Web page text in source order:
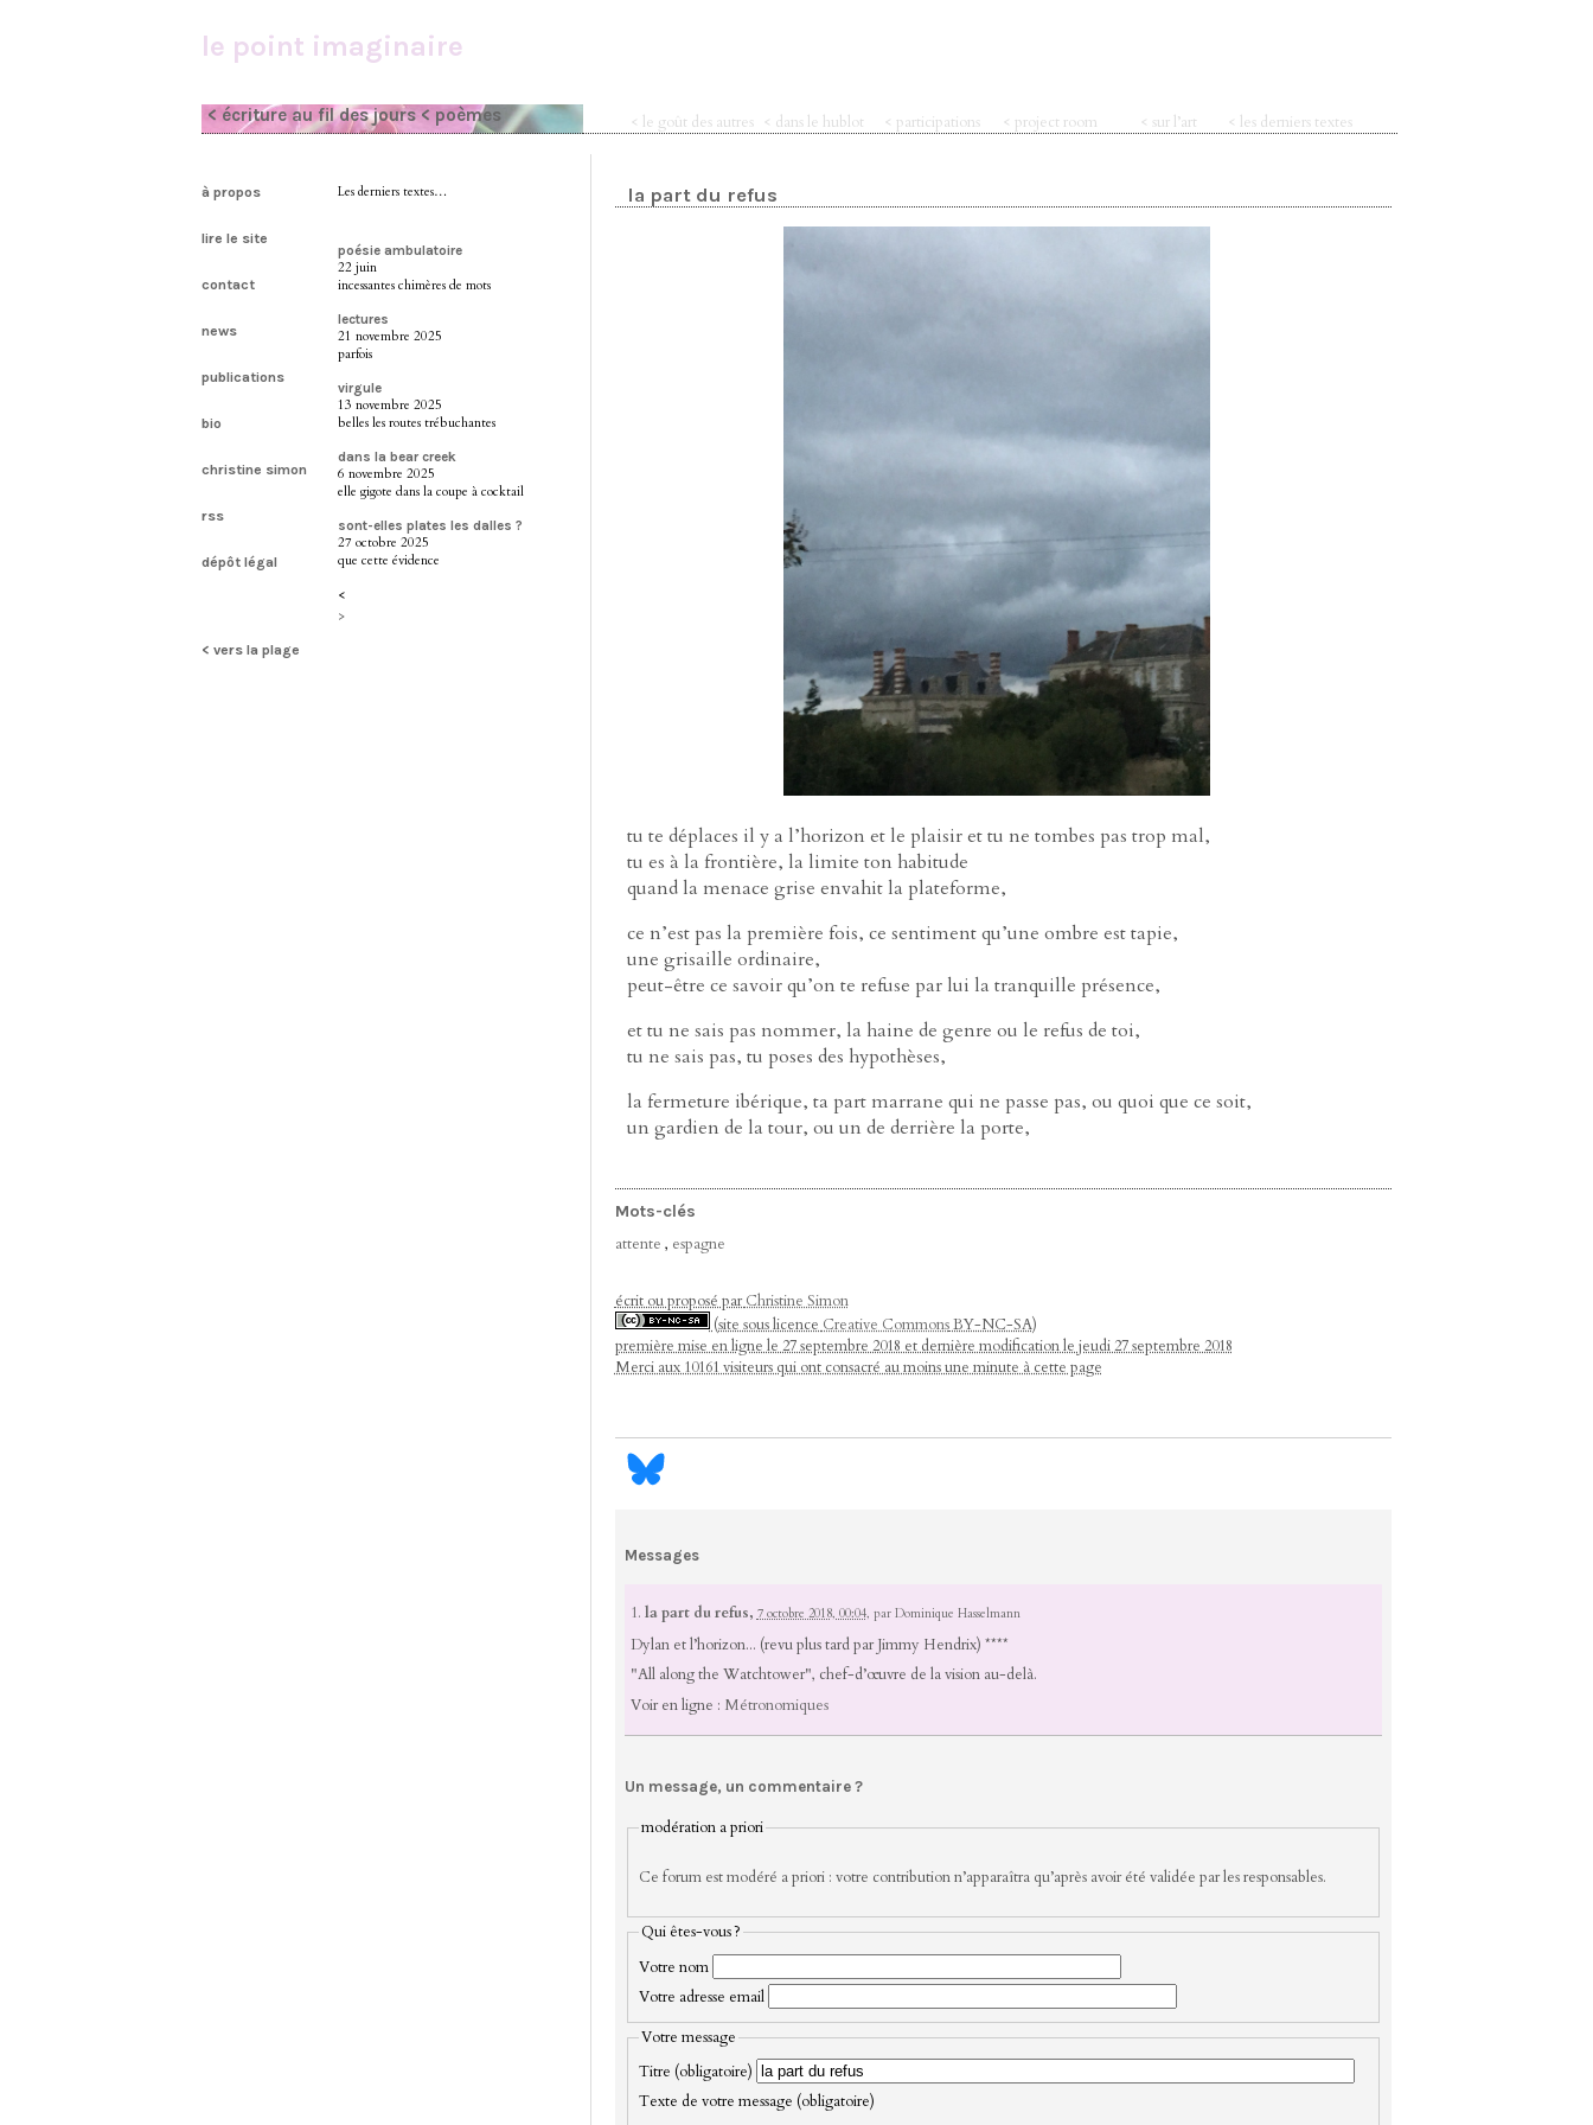
le point imaginaire
< écriture au fil des jours < poèmes < le goût des autres < dans le hublot < participations < project room < sur l’art < les derniers textes
à propos
lire le site
contact
news
publications
bio
christine simon
rss
dépôt légal
< vers la plage
Les derniers textes…
poésie ambulatoire
22 juin
incessantes chimères de mots
lectures
21 novembre 2025
parfois
virgule
13 novembre 2025
belles les routes trébuchantes
dans la bear creek
6 novembre 2025
elle gigote dans la coupe à cocktail
sont-elles plates les dalles ?
27 octobre 2025
que cette évidence
<
>
la part du refus
tu te déplaces il y a l’horizon et le plaisir et tu ne tombes pas trop mal,
tu es à la frontière, la limite ton habitude
quand la menace grise envahit la plateforme,
ce n’est pas la première fois, ce sentiment qu’une ombre est tapie,
une grisaille ordinaire,
peut-être ce savoir qu’on te refuse par lui la tranquille présence,
et tu ne sais pas nommer, la haine de genre ou le refus de toi,
tu ne sais pas, tu poses des hypothèses,
la fermeture ibérique, ta part marrane qui ne passe pas, ou quoi que ce soit,
un gardien de la tour, ou un de derrière la porte,
Mots-clés
attente , espagne
écrit ou proposé parChristine Simon
(site sous licence Creative CommonsBY-NC-SA)
première mise en ligne le 27 septembre 2018 et dernière modification le jeudi 27 septembre 2018
Merci aux 10161 visiteurs qui ont consacré au moins une minute à cette page
Messages
1. la part du refus, 7 octobre 2018, 00:04, par Dominique Hasselmann
Dylan et l’horizon... (revu plus tard par Jimmy Hendrix) ****
"All along the Watchtower", chef-d’œuvre de la vision au-delà.
Voir en ligne : Métronomiques
Un message, un commentaire ?
modération a priori
Ce forum est modéré a priori : votre contribution n’apparaîtra qu’après avoir été validée par les responsables.
Qui êtes-vous ?
Votre nom
Votre adresse email
Votre message
Titre (obligatoire)
Texte de votre message (obligatoire)